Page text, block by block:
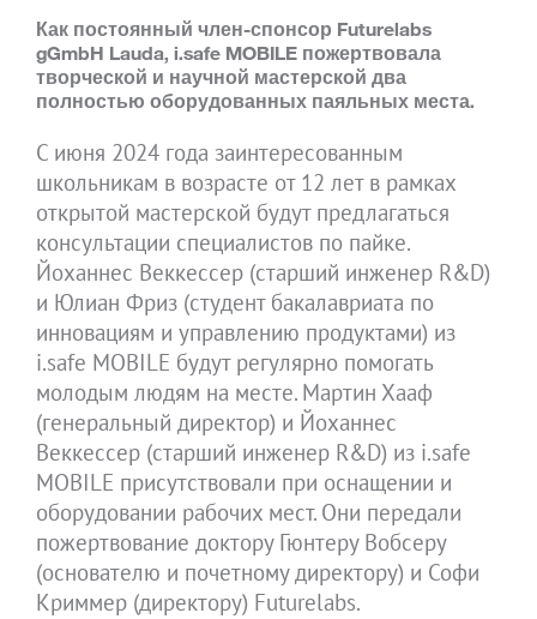
Как постоянный член-спонсор Futurelabs
gGmbH Lauda, i.safe MOBILE пожертвовала
творческой и научной мастерской два
полностью оборудованных паяльных места.
С июня 2024 года заинтересованным
школьникам в возрасте от 12 лет в рамках
открытой мастерской будут предлагаться
консультации специалистов по пайке.
Йоханнес Веккессер (старший инженер R&D)
и Юлиан Фриз (студент бакалавриата по
инновациям и управлению продуктами) из
i.safe MOBILE будут регулярно помогать
молодым людям на месте. Мартин Хааф
(генеральный директор) и Йоханнес
Веккессер (старший инженер R&D) из i.safe
MOBILE присутствовали при оснащении и
оборудовании рабочих мест. Они передали
пожертвование доктору Гюнтеру Вобсеру
(основателю и почетному директору) и Софи
Криммер (директору) Futurelabs.